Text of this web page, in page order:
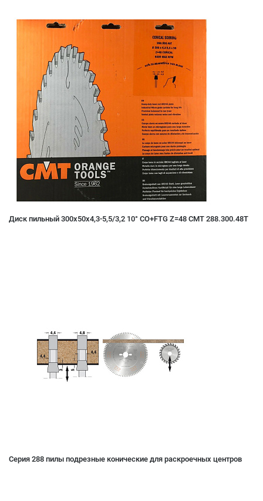
Диск пильный 300x50x4,3-5,5/3,2 10° CO+FTG Z=48 CMT 288.300.48T
Серия 288 пилы подрезные конические для раскроечных центров